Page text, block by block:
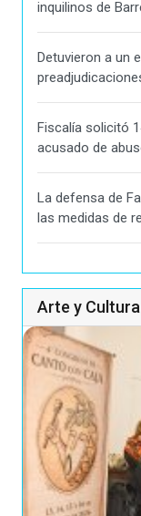
inquilinos de
Detuvieron a un
Fiscalía solicitó
acusado de
La defensa de
las medidas de
Arte y Cultura